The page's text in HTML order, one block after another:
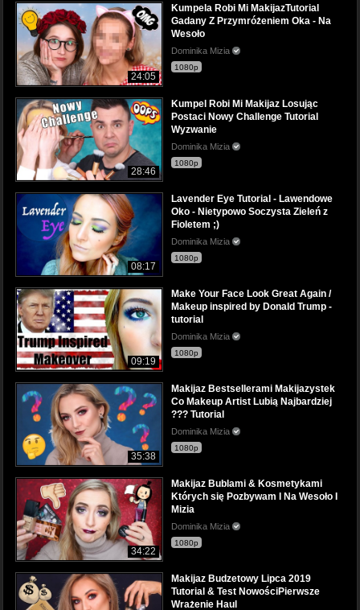
24:05
Kumpela Robi Mi MakijazTutorial
Gadany Z Przymróżeniem Oka - Na
Wesoło
Dominika Mizia
1080p
28:46
Kumpel Robi Mi Makijaz Losując
Postaci Nowy Challenge Tutorial
Wyzwanie
Dominika Mizia
1080p
08:17
Lavender Eye Tutorial - Lawendowe
Oko - Nietypowo Soczysta Zieleń z
Fioletem ;)
Dominika Mizia
1080p
09:19
Make Your Face Look Great Again /
Makeup inspired by Donald Trump -
tutorial
Dominika Mizia
1080p
35:38
Makijaz Bestsellerami Makijazystek
Co Makeup Artist Lubią Najbardziej
??? Tutorial
Dominika Mizia
1080p
34:22
Makijaz Bublami & Kosmetykami
Których się Pozbywam I Na Wesoło I
Mizia
Dominika Mizia
1080p
Makijaz Budzetowy Lipca 2019
Tutorial & Test NowościPierwsze
Wrażenie Haul